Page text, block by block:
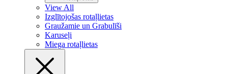
View All
Izglītojošas rotaļlietas
Graužamie un Grabulīši
Karuseļi
Miega rotaļlietas